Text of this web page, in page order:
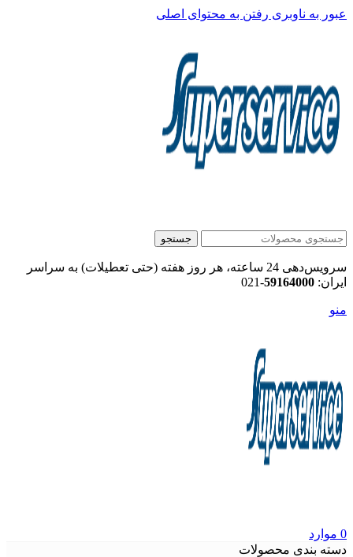
عبور به ناوبری رفتن به محتوای اصلی
جستجو
سرویس‌دهی 24 ساعته، هر روز هفته (حتی تعطیلات) به سراسر
ایران: 59164000
-021
منو
0 موارد
دسته بندی محصولات